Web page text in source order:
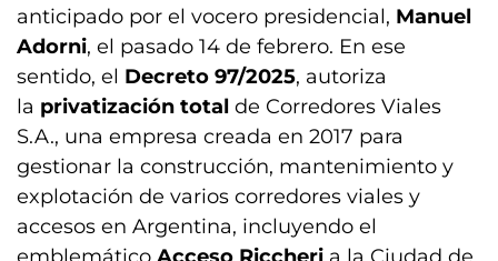
anticipado por el vocero presidencial, Manuel
Adorni, el pasado 14 de febrero. En ese
sentido, el Decreto 97/2025, autoriza
la privatización total de Corredores Viales
S.A., una empresa creada en 2017 para
gestionar la construcción, mantenimiento y
explotación de varios corredores viales y
accesos en Argentina, incluyendo el